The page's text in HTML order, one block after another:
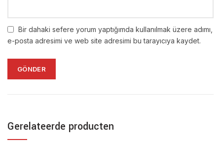
Bir dahaki sefere yorum yaptığımda kullanılmak üzere adımı,
e-posta adresimi ve web site adresimi bu tarayıcıya kaydet.
Gerelateerde producten